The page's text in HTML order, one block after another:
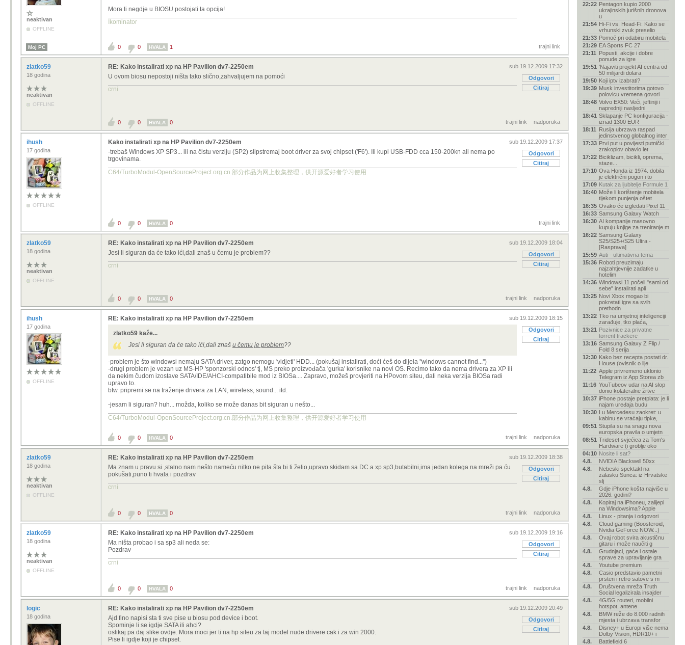
neaktivan
OFFLINE
Mora ti negdje u BIOSU postojati ta opcija!
Ikominator
Moj PC trajni link
0 0 HVALA 1
zlatko59
18 godina
neaktivan
OFFLINE
sub 19.12.2009 17:32
Odgovori
Citiraj
RE: Kako instalirati xp na HP Pavilion dv7-2250em
U ovom biosu nepostoji ništa tako slično,zahvaljujem na pomoći
crni
trajni link nadporuka
0 0 HVALA 0
ihush
17 godina
OFFLINE
sub 19.12.2009 17:37
Odgovori
Citiraj
Kako instalirati xp na HP Pavilion dv7-2250em
-trebaš Windows XP SP3... ili na čistu verziju (SP2) slipstremaj boot driver za svoj chipset ('F6'). Ili kupi USB-FDD cca 150-200kn ali nema po
trgovinama.
C64/TurboModul-OpenSourceProject.org.cn.部分作品为网上收集整理，供开源爱好者学习使用
trajni link
0 0 HVALA 0
zlatko59
18 godina
neaktivan
OFFLINE
sub 19.12.2009 18:04
Odgovori
Citiraj
RE: Kako instalirati xp na HP Pavilion dv7-2250em
Jesi li siguran da će tako ići,dali znaš u čemu je problem??
crni
trajni link nadporuka
0 0 HVALA 0
ihush
17 godina
OFFLINE
sub 19.12.2009 18:15
Odgovori
Citiraj
RE: Kako instalirati xp na HP Pavilion dv7-2250em
zlatko59 kaže...
Jesi li siguran da će tako ići,dali znaš u čemu je problem??
-problem je što windowsi nemaju SATA driver, zatgo nemogu 'vidjeti' HDD... (pokušaj instalirati, doći ćeš do dijela ''windows cannot find...'')
-drugi problem je vezan uz MS-HP 'sponzorski odnos' tj, MS preko proizvođača 'gurka' korisnike na novi OS. Recimo tako da nema drivera za XP ili
da nekim čudom izostave SATA/IDE/AHCI-compatibile mod iz BIOSa.... Zapravo, možeš provjeriti na HPovom siteu, dali neka verzija BIOSa radi
upravo to.
btw. pripremi se na traženje drivera za LAN, wireless, sound... itd.
-jesam li siguran? huh... možda, koliko se može danas bit siguran u nešto...
C64/TurboModul-OpenSourceProject.org.cn.部分作品为网上收集整理，供开源爱好者学习使用
trajni link nadporuka
0 0 HVALA 0
zlatko59
18 godina
neaktivan
OFFLINE
sub 19.12.2009 18:38
Odgovori
Citiraj
RE: Kako instalirati xp na HP Pavilion dv7-2250em
Ma znam u pravu si ,stalno nam nešto nameću nitko ne pita šta bi ti želio,upravo skidam sa DC.a xp sp3,butabilni,ima jedan kolega na mreži pa ću
pokušati,puno ti hvala i pozdrav
crni
trajni link nadporuka
0 0 HVALA 0
zlatko59
18 godina
neaktivan
OFFLINE
sub 19.12.2009 19:16
Odgovori
Citiraj
RE: Kako instalirati xp na HP Pavilion dv7-2250em
Ma ništa probao i sa sp3 ali neda se:
Pozdrav
crni
trajni link nadporuka
0 0 HVALA 0
logic
18 godina
sub 19.12.2009 20:49
Odgovori
Citiraj
RE: Kako instalirati xp na HP Pavilion dv7-2250em
Ajd fino napisi sta ti sve pise u biosu pod device i boot.
Spominje li se igdje SATA ili ahci?
oslikaj pa daj slike ovdje. Mora moci jer ti na hp siteu za taj model nude drivere cak i za win 2000.
Pise li igdje koji je chipset.
22:22 Pentagon kupio 2000
ukrajinskih jurišnih dronova
u
21:54 Hi-Fi vs. Head-Fi: Kako se
vrhunski zvuk preselio
21:33 Pomoć pri odabiru mobitela
21:29 EA Sports FC 27
21:11 Popusti, akcije i dobre
ponude za igre
19:51 'Najaviti projekt AI centra od
50 milijardi dolara
19:50 Koji iptv izabrati?
19:39 Musk investitorima gotovo
polovicu vremena govori
18:48 Volvo EX50: Veći, jeftiniji i
napredniji nasljedni
18:41 Sklapanje PC konfiguracija -
iznad 1300 EUR
18:11 Rusija ubrzava raspad
jedinstvenog globalnog inter
17:33 Prvi put u povijesti putnički
zrakoplov obavio let
17:22 Biciklizam, bicikli, oprema,
staze...
17:10 Ova Honda iz 1974. dobila
je električni pogon i to
17:09 Kutak za ljubitelje Formule 1
16:40 Može li korištenje mobitela
tijekom punjenja oštet
16:35 Ovako će izgledati Pixel 11
16:33 Samsung Galaxy Watch
16:30 AI kompanije masovno
kupuju knjige za treniranje m
16:22 Samsung Galaxy
S25/S25+/S25 Ultra -
[Rasprava]
15:59 Auti - ultimativna tema
15:36 Roboti preuzimaju
najzahtjevnije zadatke u
hotelim
14:36 Windowsi 11 počeli "sami od
sebe" instalirati apli
13:25 Novi Xbox mogao bi
pokretati igre sa svih
prethodn
13:22 Tko na umjetnoj inteligenciji
zarađuje, tko plaća,
13:21 Pozivnice za privatne
torrent trackere
13:16 Samsung Galaxy Z Flip /
Fold 8 serija
12:30 Kako bez recepta postati dr.
House (ovisnik o lije
11:22 Apple privremeno uklonio
Telegram iz App Storea zb
11:16 YouTubeov udar na AI slop
donio kolateralne žrtve
10:37 iPhone postaje pretplata: je li
najam uređaja budu
10:30 I u Mercedesu zaokret: u
kabinu se vraćaju tipke,
09:51 Stupila su na snagu nova
europska pravila o umjetn
08:51 Trideset svjećica za Tom's
Hardware (i groblje oko
04:10 Nosite li sat?
4.8.
NVIDIA Blackwell 50xx
4.8.
Nebeski spektakl na
zalasku Sunca: iz Hrvatske
slj
4.8.
Gdje iPhone košta najviše u
2026. godini?
4.8.
Kopiraj na iPhoneu, zalijepi
na Windowsima? Apple
4.8.
Linux - pitanja i odgovori
4.8.
Cloud gaming (Boosteroid,
Nvidia GeForce NOW...)
4.8.
Ovaj robot svira akustičnu
gitaru i može naučiti g
4.8.
Grudnjaci, gaće i ostale
sprave za upravljanje gra
4.8.
Youtube premium
4.8.
Casio predstavio pametni
prsten i retro satove s m
4.8.
Društvena mreža Truth
Social legalizirala insajder
4.8.
4G/5G routeri, mobilni
hotspot, antene
4.8.
BMW reže do 8.000 radnih
mjesta i ubrzava transfor
4.8.
Disney+ u Europi više nema
Dolby Vision, HDR10+ i
4.8.
Battlefield 6